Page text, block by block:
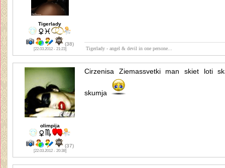
Tigerlady
(38)
[22.03.2012 - 21:23] Tigerlady - angel & devil in one persone...
olimpija
(37)
[22.03.2012 - 20:38]
Cirzenisa Ziemassvetki man skiet loti
skumja